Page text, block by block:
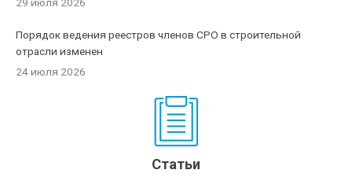
Порядок ведения реестров членов СРО в строительной
отрасли изменен
24 июля 2026
Статьи